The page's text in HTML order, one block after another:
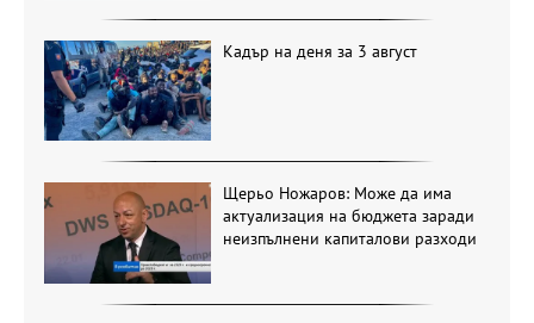
Кадър на деня за 3 август
Щерьо Ножаров: Може да има
актуализация на бюджета заради
неизпълнени капиталови разходи